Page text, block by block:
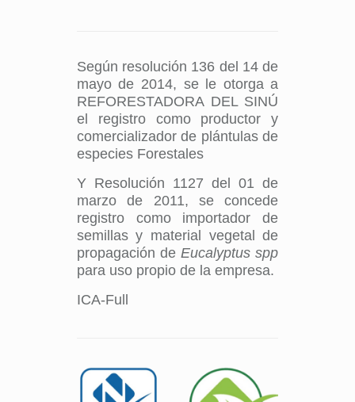
Según resolución 136 del 14 de
mayo de 2014, se le otorga a
REFORESTADORA DEL SINÚ
el registro como productor y
comercializador de plántulas de
especies Forestales
Y Resolución 1127 del 01 de
marzo de 2011, se concede
registro como importador de
semillas y material vegetal de
propagación de Eucalyptus spp
para uso propio de la empresa.
ICA-Full